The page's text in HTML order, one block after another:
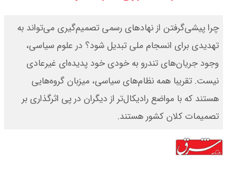
۱۴۰۵ اعلام شد/ طلا بر مدار صعود
قیمت نفت امروز جمعه ۱۶ مرداد ۱۴۰۵
/ نفت صعودی شد + جدول
‌چرا پیشی‌گرفتن از نهادهای رسمی تصمیم‌گیری می‌تواند به
تهدیدی برای انسجام ملی تبدیل شود؟ در علوم سیاسی،
وجود جریان‌های تندرو به خودی خود پدیده‌ای غیرعادی
نیست. تقریبا همه نظام‌های سیاسی، میزبان گروه‌هایی
هستند که با مواضع رادیکال‌تر از دیگران در پی اثرگذاری بر
تصمیمات کلان کشور هستند.